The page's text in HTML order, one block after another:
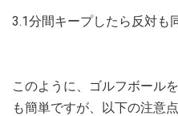
3.1分間キープしたら反対も
このように、ゴルフボール
も簡単ですが、以下の注意